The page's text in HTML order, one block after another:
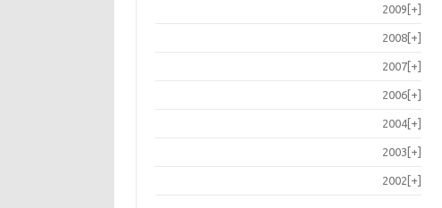
[+]
2009
[+]
2008
[+]
2007
[+]
2006
[+]
2004
[+]
2003
[+]
2002